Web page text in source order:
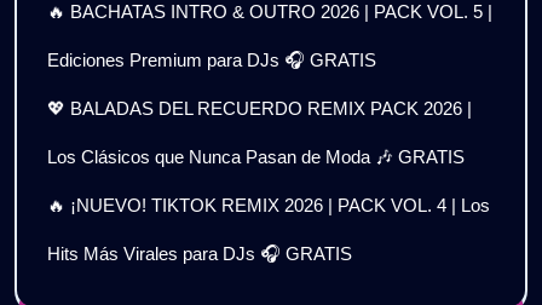
🔥 BACHATAS INTRO & OUTRO 2026 | PACK VOL. 5 |
Ediciones Premium para DJs 🎧 GRATIS
💖 BALADAS DEL RECUERDO REMIX PACK 2026 |
Los Clásicos que Nunca Pasan de Moda 🎶 GRATIS
🔥 ¡NUEVO! TIKTOK REMIX 2026 | PACK VOL. 4 | Los
Hits Más Virales para DJs 🎧 GRATIS